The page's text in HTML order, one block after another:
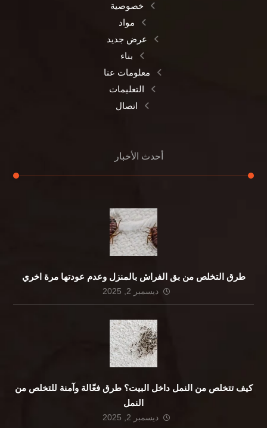
خصوصية
مواد
عرض جديد
بناء
معلومات عنا
التعليمات
اتصال
أحدث الأخبار
طرق التخلص من بق الفراش بالمنزل وعدم عودتها مرة اخري
ديسمبر 2, 2025
كيف تتخلص من النمل داخل البيت؟ طرق فعّالة وآمنة للتخلص من
النمل
ديسمبر 2, 2025